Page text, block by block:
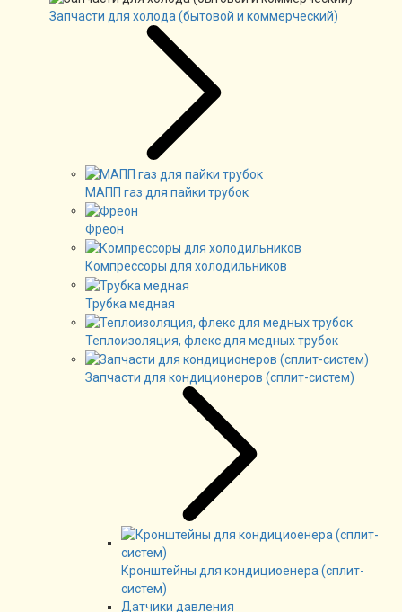
Запчасти для холода (бытовой и коммерческий)
МАПП газ для пайки трубок
Фреон
Компрессоры для холодильников
Трубка медная
Теплоизоляция, флекс для медных трубок
Запчасти для кондиционеров (сплит-систем)
Кронштейны для кондициоенера (сплит-
систем)
Датчики давления